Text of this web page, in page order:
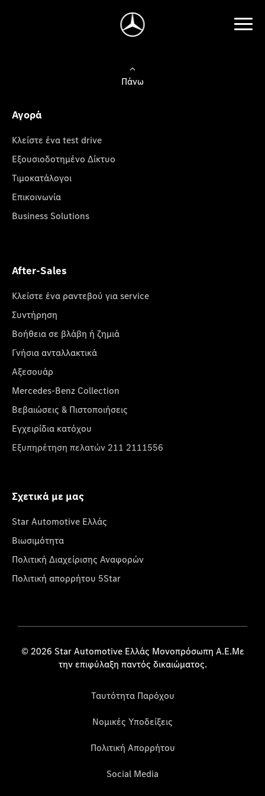
Πάνω
Αγορά
Κλείστε ένα test drive
Εξουσιοδοτημένο Δίκτυο
Τιμοκατάλογοι
Επικοινωνία
Business Solutions
After-Sales
Κλείστε ένα ραντεβού για service
Συντήρηση
Βοήθεια σε βλάβη ή ζημιά
Γνήσια ανταλλακτικά
Αξεσουάρ
Mercedes-Benz Collection
Βεβαιώσεις & Πιστοποιήσεις
Εγχειρίδια κατόχου
Εξυπηρέτηση πελατών 211 2111556
Σχετικά με μας
Star Automotive Ελλάς
Βιωσιμότητα
Πολιτική Διαχείρισης Αναφορών
Πολιτική απορρήτου 5Star
© 2026 Star Automotive Ελλάς Μονοπρόσωπη Α.Ε.Με
την επιφύλαξη παντός δικαιώματος.
Ταυτότητα Παρόχου
Νομικές Υποδείξεις
Πολιτική Απορρήτου
Social Media